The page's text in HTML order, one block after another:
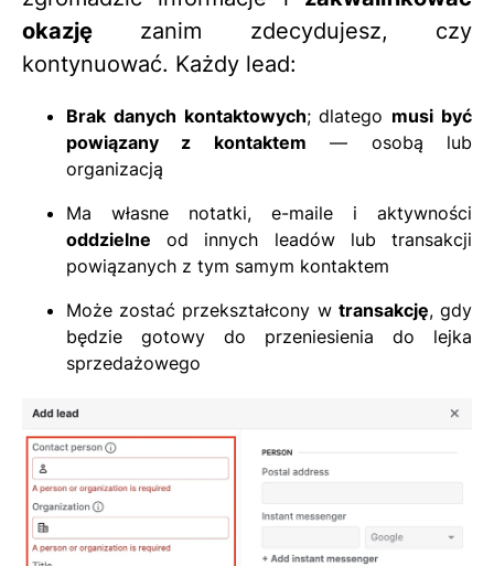
okazję zanim zdecydujesz, czy
kontynuować. Każdy lead:
Brak danych kontaktowych; dlatego musi być
powiązany z kontaktem — osobą lub
organizacją
Ma własne notatki, e-maile i aktywności
oddzielne od innych leadów lub transakcji
powiązanych z tym samym kontaktem
Może zostać przekształcony w transakcję, gdy
będzie gotowy do przeniesienia do lejka
sprzedażowego